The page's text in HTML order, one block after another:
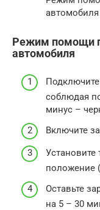
автомобиля
Режим помощи
автомобиля
соблюдая
минус –
Включите
Установите
положение
Оставьте
на 5 – 30